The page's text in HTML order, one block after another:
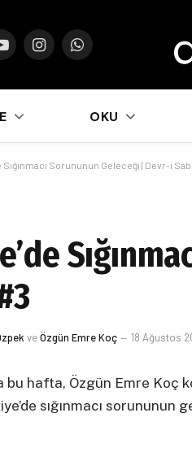
YouTubeInstagramWhatsApp
OKU
Sığınmacı Sorununun Geleceği | Devr-i
veÖzgün Emre Koç 18 Ağustos
bu hafta, Özgün Emre Koç
sığınmacı sorununun